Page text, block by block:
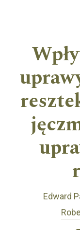
Edward